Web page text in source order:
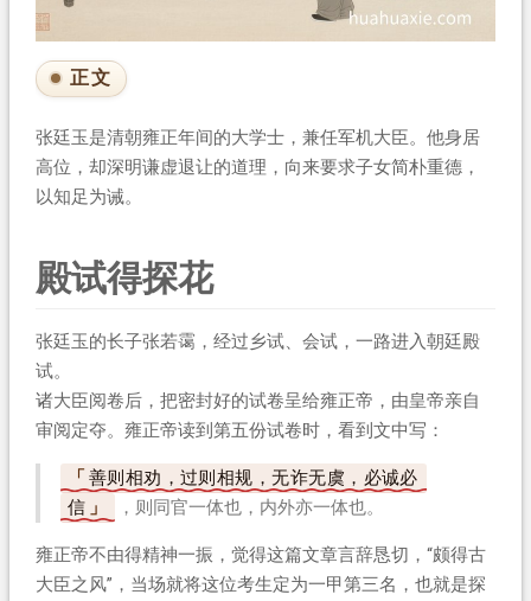
正文
张廷玉是清朝雍正年间的大学士，兼任军机大臣。他身居
高位，却深明谦虚退让的道理，向来要求子女简朴重德，
以知足为诫。
殿试得探花
张廷玉的长子张若霭，经过乡试、会试，一路进入朝廷殿
试。
诸大臣阅卷后，把密封好的试卷呈给雍正帝，由皇帝亲自
审阅定夺。雍正帝读到第五份试卷时，看到文中写：
善则相劝，过则相规，无诈无虞，必诚必
信
，则同官一体也，内外亦一体也。
雍正帝不由得精神一振，觉得这篇文章言辞恳切，“颇得古
大臣之风”，当场就将这位考生定为一甲第三名，也就是探